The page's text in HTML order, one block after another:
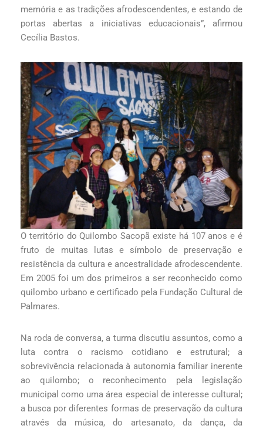
memória e as tradições afrodescendentes, e estando de
portas abertas a iniciativas educacionais”, afirmou
Cecília Bastos.
O território do Quilombo Sacopã existe há 107 anos e é
fruto de muitas lutas e símbolo de preservação e
resistência da cultura e ancestralidade afrodescendente.
Em 2005 foi um dos primeiros a ser reconhecido como
quilombo urbano e certificado pela Fundação Cultural de
Palmares.
Na roda de conversa, a turma discutiu assuntos, como a
luta contra o racismo cotidiano e estrutural; a
sobrevivência relacionada à autonomia familiar inerente
ao quilombo; o reconhecimento pela legislação
municipal como uma área especial de interesse cultural;
a busca por diferentes formas de preservação da cultura
através da música, do artesanato, da dança, da